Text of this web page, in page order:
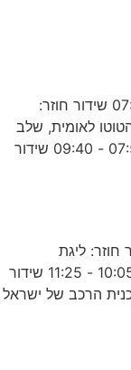
לאומית: בני יהודה - ה. כפר שלם 06:10 - 07:55 שידור חוזר:
לאומית, שלב
הבתים, מחזור 3. פאוק סלוניקי - אנדרלכט 07:55 - 09:40 שידור
מחזור 5 06:05 - 10:05 שידור חוזר: ליגת
הפוצ'יוולי: מחזור 5. ליגת הפוצ'יוולי, מחזור 5 10:05 - 11:25 שידור
5. עולם הרכב: תכנית הרכב של ישראל